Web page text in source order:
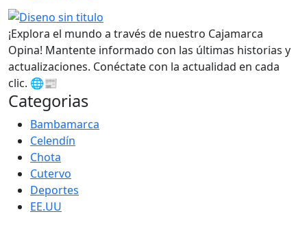
¡Explora el mundo a través de nuestro Cajamarca
Opina! Mantente informado con las últimas historias y
actualizaciones. Conéctate con la actualidad en cada
clic. 🌐📰
Categorias
Bambamarca
Celendín
Chota
Cutervo
Deportes
EE.UU